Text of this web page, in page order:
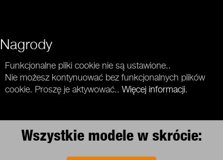
Nagrody
Funkcjonalne pliki cookie nie są ustawione..
Nie możesz kontynuować bez funkcjonalnych plików
cookie. Proszę je aktywować.. Więcej informacji.
Wszystkie modele w skrócie: